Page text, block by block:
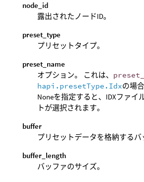
node_id
露出されたノードID。
preset_type
プリセットタイプ。
preset_name
オプション。 これは、
hapi.presetType.Idxの場
Noneを指定すると、IDXファイ
トが選択されます。
buffer
プリセットデータを格納するバ
buffer_length
バッファのサイズ。